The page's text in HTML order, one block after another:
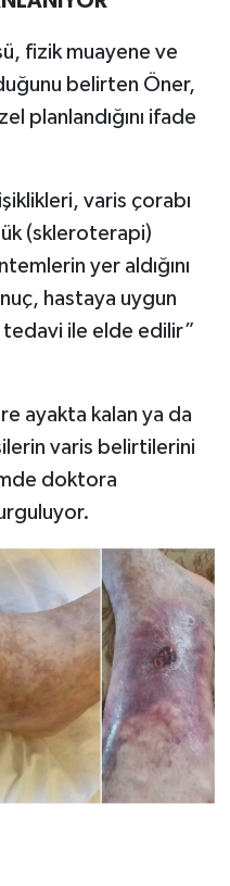
fizik muayene ve
belirten Öner,
planlandığını ifade
varis çorabı
(skleroterapi)
yer aldığını
hastaya uygun
ile elde edilir”
ayakta kalan ya da
varis belirtilerini
doktora